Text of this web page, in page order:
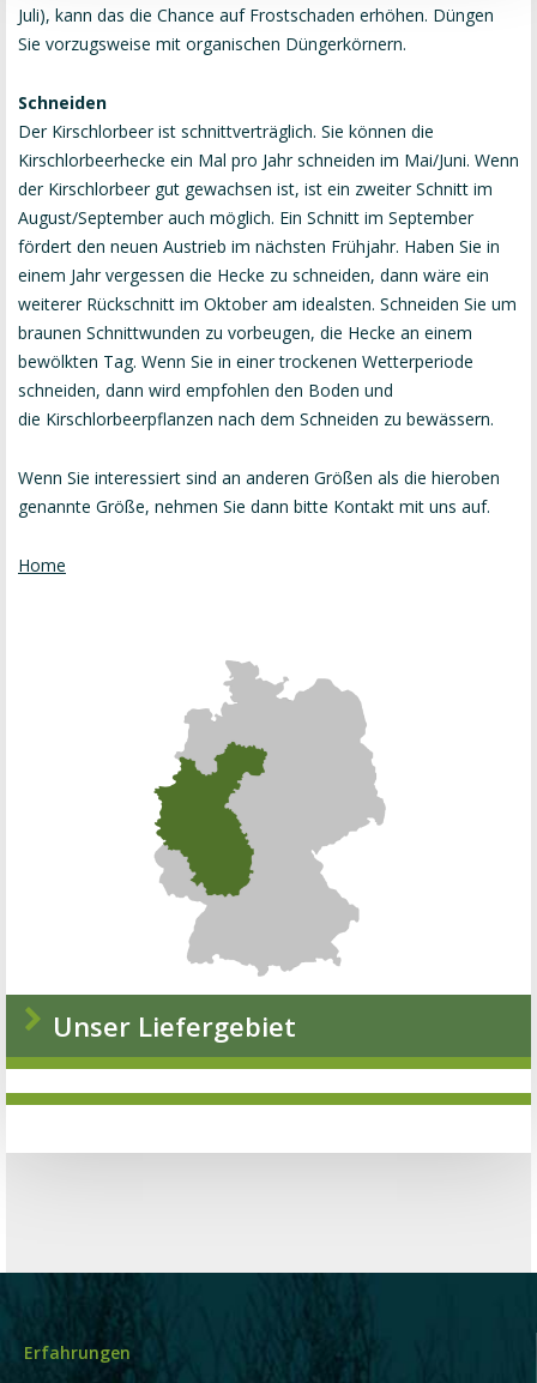
Juli), kann das die Chance auf Frostschaden erhöhen. Düngen
Sie vorzugsweise mit organischen Düngerkörnern.
Schneiden
Der Kirschlorbeer ist schnittverträglich. Sie können die
Kirschlorbeerhecke ein Mal pro Jahr schneiden im Mai/Juni. Wenn
der Kirschlorbeer gut gewachsen ist, ist ein zweiter Schnitt im
August/September auch möglich. Ein Schnitt im September
fördert den neuen Austrieb im nächsten Frühjahr. Haben Sie in
einem Jahr vergessen die Hecke zu schneiden, dann wäre ein
weiterer Rückschnitt im Oktober am idealsten. Schneiden Sie um
braunen Schnittwunden zu vorbeugen, die Hecke an einem
bewölkten Tag. Wenn Sie in einer trockenen Wetterperiode
schneiden, dann wird empfohlen den Boden und
die Kirschlorbeerpflanzen nach dem Schneiden zu bewässern.
Wenn Sie interessiert sind an anderen Größen als die hieroben
genannte Größe, nehmen Sie dann bitte Kontakt mit uns auf.
Home
Unser Liefergebiet
Erfahrungen